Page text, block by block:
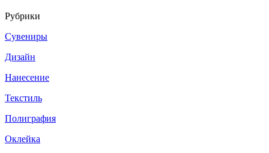
Рубрики
Сувениры
Дизайн
Нанесение
Текстиль
Полиграфия
Оклейка